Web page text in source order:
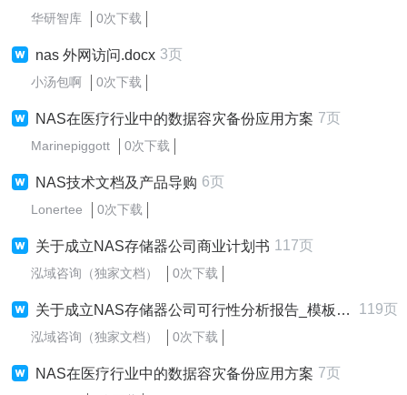
华研智库 0次下载
nas 外网访问.docx 3页
小汤包啊 0次下载
NAS在医疗行业中的数据容灾备份应用方案 7页
Marinepiggott 0次下载
NAS技术文档及产品导购 6页
Lonertee 0次下载
关于成立NAS存储器公司商业计划书 117页
泓域咨询（独家文档） 0次下载
关于成立NAS存储器公司可行性分析报告_模板参考 119页
泓域咨询（独家文档） 0次下载
NAS在医疗行业中的数据容灾备份应用方案 7页